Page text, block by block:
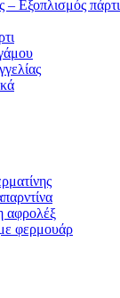
– Εξοπλισμός πάρτι
αφρολέξ
φερμουάρ